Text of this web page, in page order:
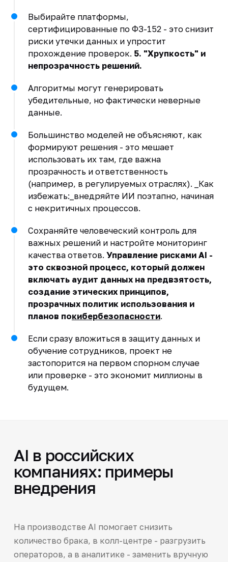
Выбирайте платформы,
сертифицированные по ФЗ-152 - это снизит
риски утечки данных и упростит
прохождение проверок. 5. "Хрупкость" и
непрозрачность решений.
Алгоритмы могут генерировать
убедительные, но фактически неверные
данные.
Большинство моделей не объясняют, как
формируют решения - это мешает
использовать их там, где важна
прозрачность и ответственность
(например, в регулируемых отраслях). _Как
избежать:_внедряйте ИИ поэтапно, начиная
с некритичных процессов.
Сохраняйте человеческий контроль для
важных решений и настройте мониторинг
качества ответов. Управление рисками AI -
это сквозной процесс, который должен
включать аудит данных на предвзятость,
создание этических принципов,
прозрачных политик использования и
планов покибербезопасности.
Если сразу вложиться в защиту данных и
обучение сотрудников, проект не
застопорится на первом спорном случае
или проверке - это экономит миллионы в
будущем.
AI в российских
компаниях: примеры
внедрения
На производстве AI помогает снизить
количество брака, в колл-центре - разгрузить
операторов, а в аналитике - заменить вручную